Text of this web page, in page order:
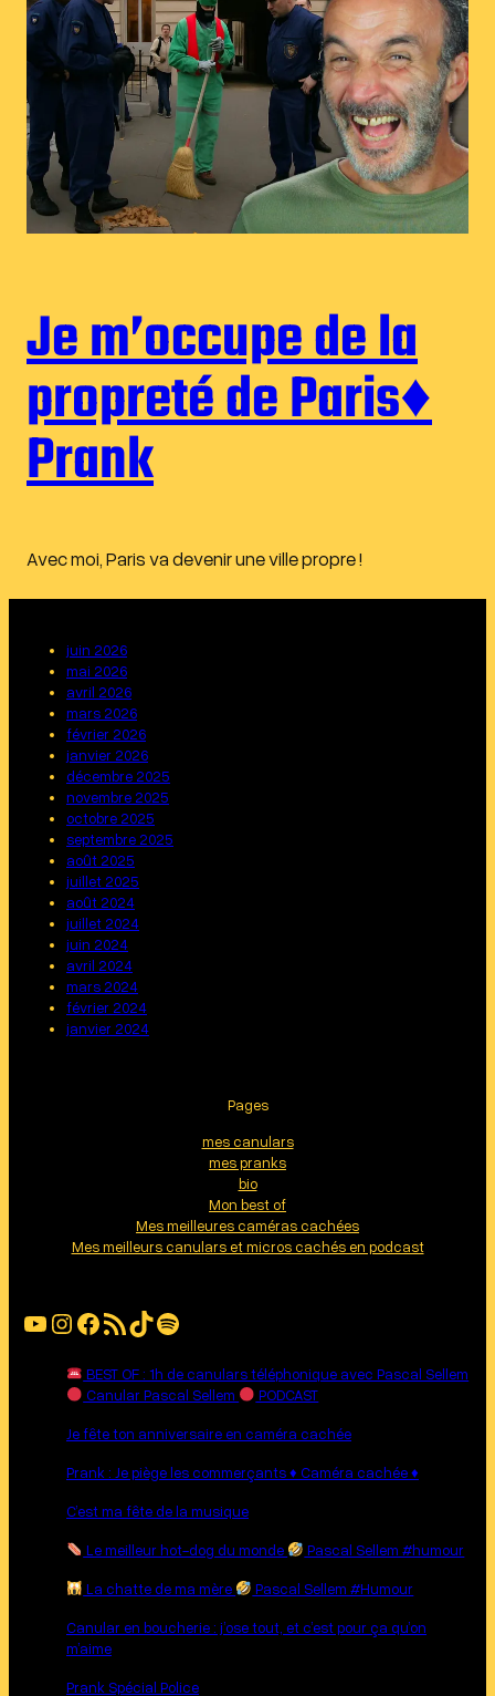
Je m’occupe de la
propreté de Paris♦︎
Prank
Avec moi, Paris va devenir une ville propre !
juin 2026
mai 2026
avril 2026
mars 2026
février 2026
janvier 2026
décembre 2025
novembre 2025
octobre 2025
septembre 2025
août 2025
juillet 2025
août 2024
juillet 2024
juin 2024
avril 2024
mars 2024
février 2024
janvier 2024
Pages
mes canulars
mes pranks
bio
Mon best of
Mes meilleures caméras cachées
Mes meilleurs canulars et micros cachés en podcast
YouTube Instagram Facebook Flux RSS TikTok Spotify
BEST OF : 1h de canulars téléphonique avec Pascal Sellem
Canular Pascal Sellem
PODCAST
Je fête ton anniversaire en caméra cachée
Prank : Je piège les commerçants ♦︎ Caméra cachée ♦︎
C’est ma fête de la musique
Le meilleur hot-dog du monde Pascal Sellem #humour
La chatte de ma mère Pascal Sellem #Humour
Canular en boucherie : j’ose tout, et c’est pour ça qu’on
m’aime
Prank Spécial Police